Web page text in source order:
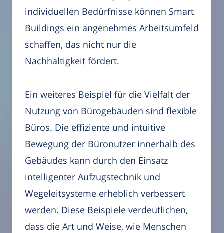
individuellen Bedürfnisse können Smart
Buildings ein angenehmes Arbeitsumfeld
schaffen, das nicht nur die
Nachhaltigkeit fördert.
Ein weiteres Beispiel für die Vielfalt der
Nutzung von Bürogebäuden sind flexible
Büros. Die effiziente und intuitive
Bewegung der Büronutzer innerhalb des
Gebäudes kann durch den Einsatz
intelligenter Aufzugstechnik und
Wegeleitsysteme erheblich verbessert
werden. Diese Beispiele verdeutlichen,
dass die Art und Weise, wie Menschen